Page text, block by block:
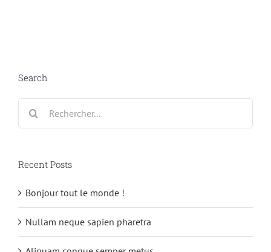
Search
Recent Posts
Bonjour tout le monde !
Nullam neque sapien pharetra